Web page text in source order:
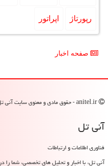
رپورتاژ اپراتور
صفحه اخبار
آنی تل
فناوری اطلاعات و ارتباطات
آنی تل، با اخبار و تحلیل های تخصصی، شما را